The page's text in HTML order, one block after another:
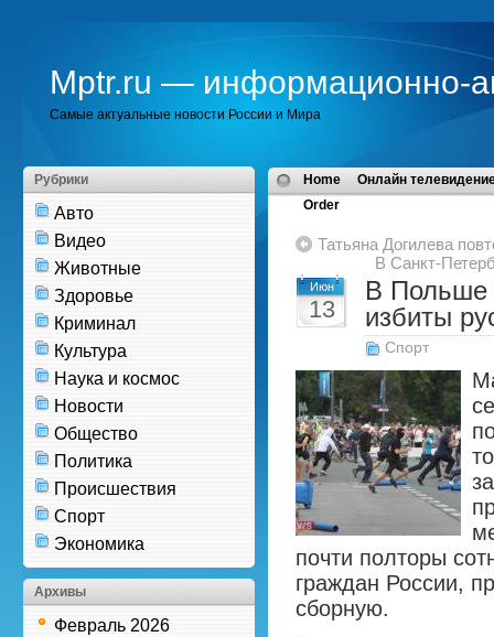
Mptr.ru — информационно-
Самые актуальные новости России и Мира
Рубрики
Авто
Видео
Животные
Здоровье
Криминал
Культура
Наука и космос
Новости
Общество
Политика
Происшествия
Спорт
Экономика
Архивы
Февраль 2026
Home
Онлайн
Order
Татьяна Догилева
В Санкт-
Июн
13
В Польше
избиты
Спорт
почти полторы
граждан России,
сборную.